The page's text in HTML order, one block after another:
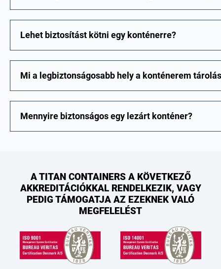
Lehet biztosítást kötni egy konténerre?
Mi a legbiztonságosabb hely a konténerem
Mennyire biztonságos egy lezárt konténer?
A TITAN CONTAINERS A KÖVETKEZŐ
AKKREDITÁCIÓKKAL RENDELKEZIK, VAGY
PEDIG TÁMOGATJA AZ EZEKNEK VALÓ
MEGFELELÉST